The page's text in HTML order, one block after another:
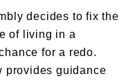
decides to fix the
of living in a
for a redo.
provides guidance